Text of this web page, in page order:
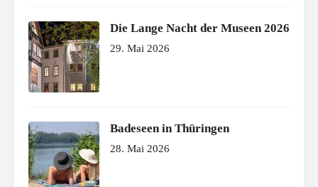
Die Lange Nacht der Museen 2026
29. Mai 2026
Badeseen in Thüringen
28. Mai 2026